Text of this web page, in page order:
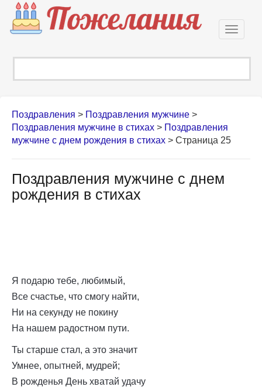
Поздравления > Поздравления мужчине >
Поздравления мужчине в стихах > Поздравления
мужчине с днем рождения в стихах > Страница 25
Поздравления мужчине с днем
рождения в стихах
Я подарю тебе, любимый,
Все счастье, что смогу найти,
Ни на секунду не покину
На нашем радостном пути.
Ты старше стал, а это значит
Умнее, опытней, мудрей;
В рожденья День хватай удачу